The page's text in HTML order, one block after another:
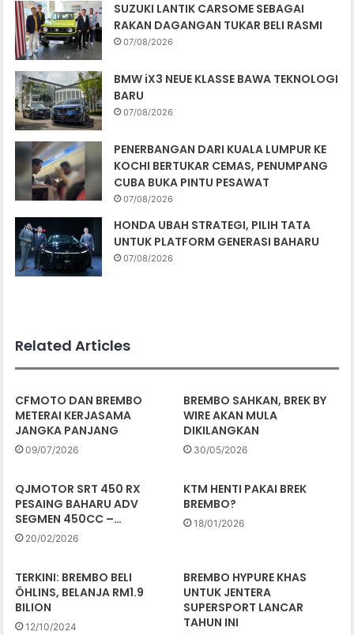
SUZUKI LANTIK CARSOME SEBAGAI
RAKAN DAGANGAN TUKAR BELI RASMI
07/08/2026
BMW iX3 NEUE KLASSE BAWA TEKNOLOGI
BARU
07/08/2026
PENERBANGAN DARI KUALA LUMPUR KE
KOCHI BERTUKAR CEMAS, PENUMPANG
CUBA BUKA PINTU PESAWAT
07/08/2026
HONDA UBAH STRATEGI, PILIH TATA
UNTUK PLATFORM GENERASI BAHARU
07/08/2026
Related Articles
CFMOTO DAN BREMBO
METERAI KERJASAMA
JANGKA PANJANG
09/07/2026
BREMBO SAHKAN, BREK BY
WIRE AKAN MULA
DIKILANGKAN
30/05/2026
QJMOTOR SRT 450 RX
PESAING BAHARU ADV
SEGMEN 450CC –…
20/02/2026
KTM HENTI PAKAI BREK
BREMBO?
18/01/2026
TERKINI: BREMBO BELI
ÖHLINS, BELANJA RM1.9
BILION
12/10/2024
BREMBO HYPURE KHAS
UNTUK JENTERA
SUPERSPORT LANCAR
TAHUN INI